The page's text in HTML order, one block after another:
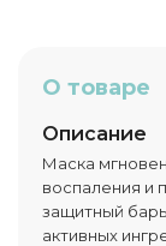
О товаре
Описание
Маска
воспаления и
защитный
активных